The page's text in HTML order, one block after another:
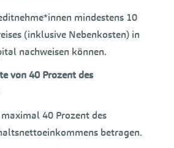
mindestens 10
(inklusive Nebenkosten) in
nachweisen können.
von 40 Prozent des
40 Prozent des
betragen.